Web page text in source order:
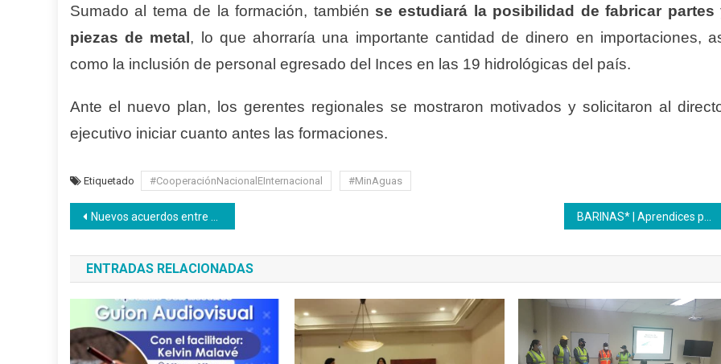
Sumado al tema de la formación, también se estudiará la posibilidad de fabricar partes
piezas de metal , lo que ahorraría una importante cantidad de dinero en importaciones,
como la inclusión de personal egresado del Inces en las 19 hidrológicas del país.
Ante el nuevo plan, los gerentes regionales se mostraron motivados y solicitaron al
ejecutivo iniciar cuanto antes las formaciones.
Etiquetado #CooperaciónNacionalEInternacional #MinAguas
Navegación
de
entradas
Nuevos acuerdos entre Minaguas y el Inces garantizarán servicio de calidad al pueblo
ENTRADAS RELACIONADAS